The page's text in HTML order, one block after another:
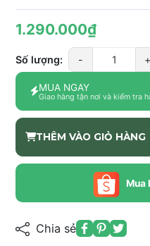
1.290.000₫
Số lượng: - +
MUA NGAY
Giao hàng tận nơi và kiểm tra
THÊM VÀO GIỎ HÀNG
Mua
Chia sẻ